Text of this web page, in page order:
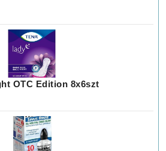
OTC Edition 8x6szt